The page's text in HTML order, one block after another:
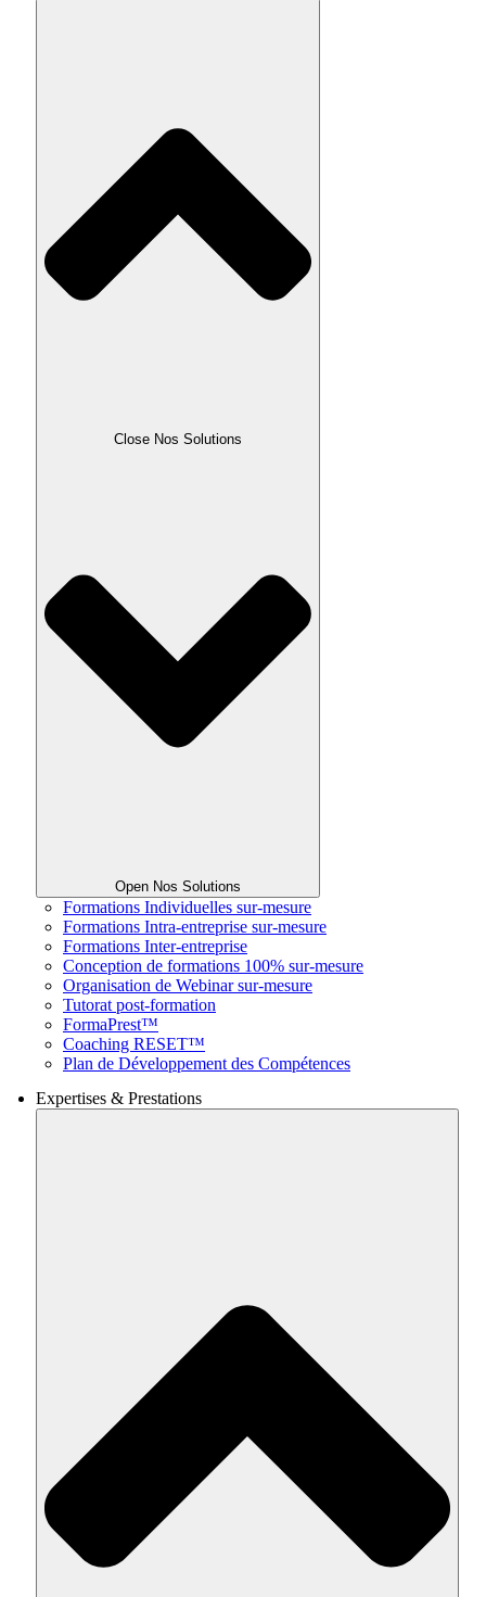
Close Nos Solutions
Open Nos Solutions
Formations Individuelles sur-mesure
Formations Intra-entreprise sur-mesure
Formations Inter-entreprise
Conception de formations 100% sur-mesure
Organisation de Webinar sur-mesure
Tutorat post-formation
FormaPrest™
Coaching RESET™
Plan de Développement des Compétences
Expertises & Prestations